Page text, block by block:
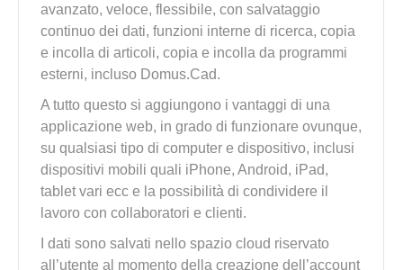
avanzato, veloce, flessibile, con salvataggio
continuo dei dati, funzioni interne di ricerca, copia
e incolla di articoli, copia e incolla da programmi
esterni, incluso Domus.Cad.
A tutto questo si aggiungono i vantaggi di una
applicazione web, in grado di funzionare ovunque,
su qualsiasi tipo di computer e dispositivo, inclusi
dispositivi mobili quali iPhone, Android, iPad,
tablet vari ecc e la possibilità di condividere il
lavoro con collaboratori e clienti.
I dati sono salvati nello spazio cloud riservato
all’utente al momento della creazione dell’account